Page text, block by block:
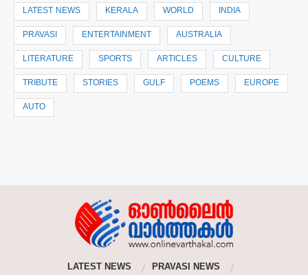
LATEST NEWS KERALA WORLD INDIA
PRAVASI ENTERTAINMENT AUSTRALIA
LITERATURE SPORTS ARTICLES CULTURE
TRIBUTE STORIES GULF POEMS EUROPE
AUTO
LATEST NEWS PRAVASI NEWS